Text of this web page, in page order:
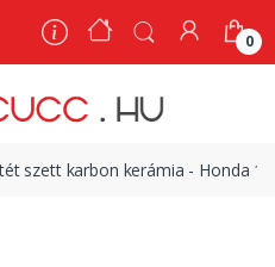
0
szett karbon kerámia - Honda
0